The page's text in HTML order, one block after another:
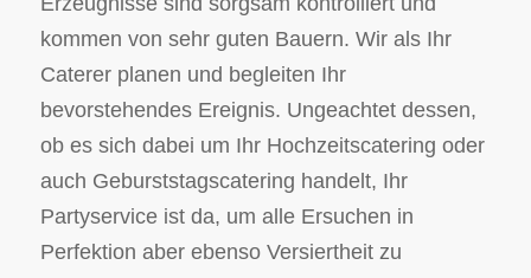
kommen von sehr guten Bauern. Wir als Ihr
Caterer planen und begleiten Ihr
bevorstehendes Ereignis. Ungeachtet dessen,
ob es sich dabei um Ihr Hochzeitscatering oder
auch Geburststagscatering handelt, Ihr
Partyservice ist da, um alle Ersuchen in
Perfektion aber ebenso Versiertheit zu